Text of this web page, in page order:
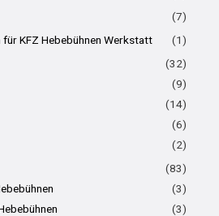
(7)
KFZ Hebebühnen Werkstatt
(1)
(32)
(9)
(14)
(6)
(2)
(83)
(3)
(3)